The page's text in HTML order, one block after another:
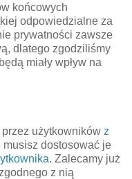
końcowych
odpowiedzialne za
prywatności zawsze
dlatego zgodziliśmy
miały wpływ na
użytkowników z
musisz dostosować je
. Zalecamy już
z nią